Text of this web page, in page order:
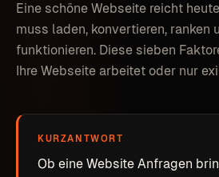
Eine schöne Webseite reicht
muss laden, konvertieren, ranken
funktionieren. Diese sieben
Ihre Webseite arbeitet oder nur
KURZANTWORT
Ob eine Website Anfragen